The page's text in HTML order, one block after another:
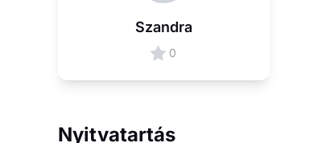
Szandra
0
Nyitvatartás